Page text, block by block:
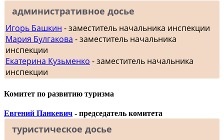
административное досье
Игорь Башкин - заместитель начальника инспекции
Мария Булгакова - заместитель начальника
инспекции
Екатерина Кузьменко - заместитель начальника
инспекции
Комитет по развитию туризма
Евгений Панкевич - председатель комитета
туристическое досье